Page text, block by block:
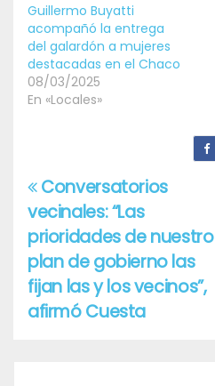
Guillermo Buyatti
acompañó la entrega
del galardón a mujeres
destacadas en el Chaco
08/03/2025
En «Locales»
Navegación
de
entradas
Conversatorios
vecinales: “Las
prioridades de nuestro
plan de gobierno las
fijan las y los vecinos”,
afirmó Cuesta